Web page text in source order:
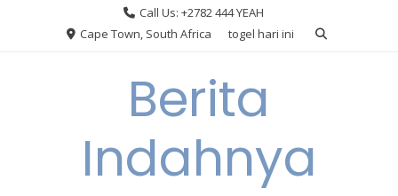
Call Us: +2782 444 YEAH
Cape Town, South Africa
togel hari ini
Berita
Indahnya